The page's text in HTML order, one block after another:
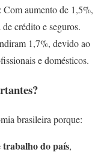
: Com aumento de 1,5%,
crédito e seguros.
1,7%, devido ao
e domésticos.
brasileira porque:
do país,